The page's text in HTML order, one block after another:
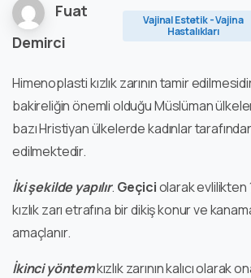
Fuat
Demirci
Vajinal Estetik - Vajina
Hastalıkları
Himenoplasti kızlık zarının tamir
bakireliğin önemli olduğu Müslüman
bazı Hristiyan ülkelerde kadınlar
edilmektedir.
İki şekilde yapılır. Geçiciolarak evlilikten
kızlık zarı etrafına bir dikiş konur ve
amaçlanır.
İkinci yöntemkızlık zarının kalıcı olarak